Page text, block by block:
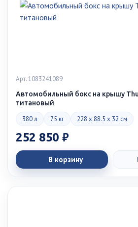
Арт. 1083241089
Автомобильный бокс на крышу
титановый
380 л 75 кг 228 x 88.5 x 32 см
252 850 ₽
В корзину